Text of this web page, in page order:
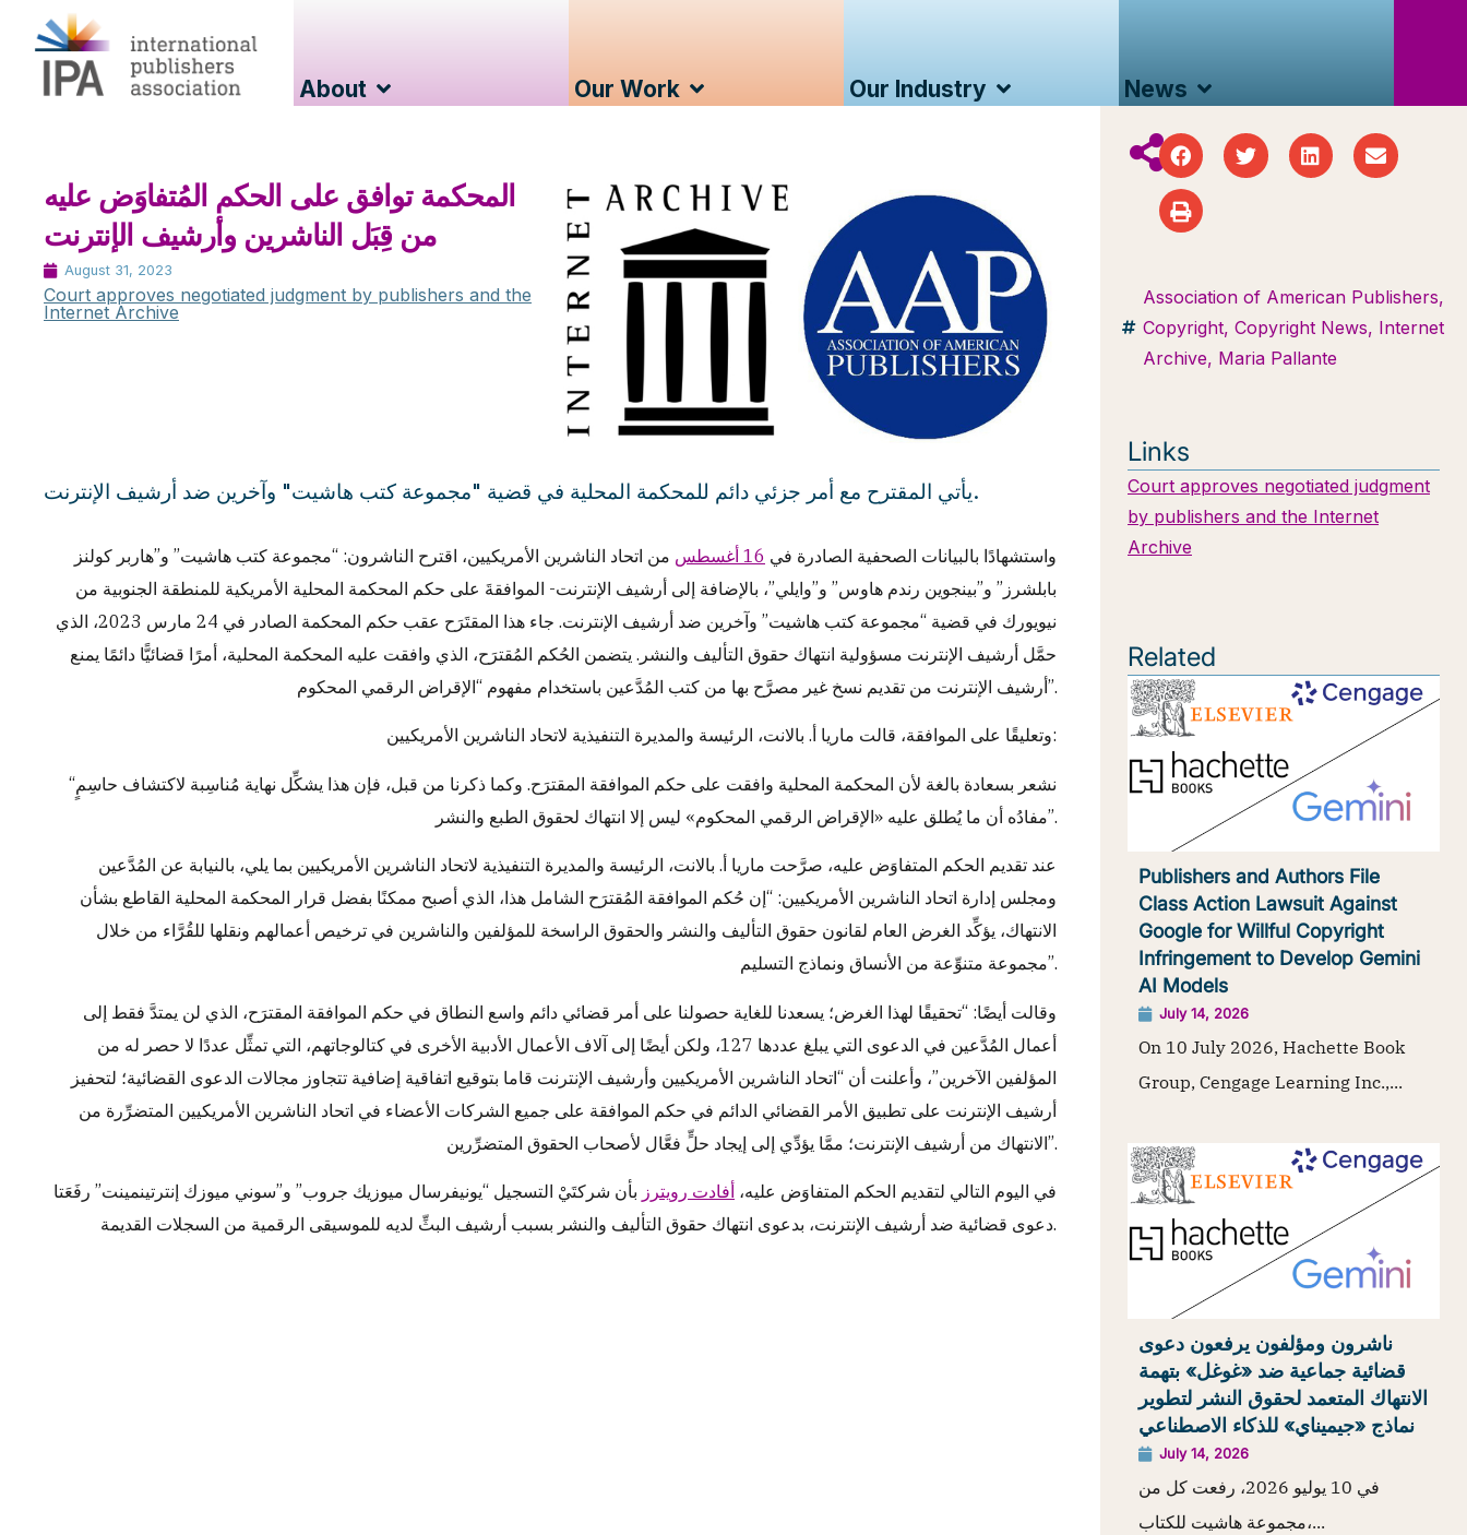
About Our Work Our Industry News
المحكمة توافق على الحكم المُتفاوَض عليه
من قِبَل الناشرين وأرشيف الإنترنت
August 31, 2023
Court approves negotiated judgment by publishers and the
Internet Archive
يأتي المقترح مع أمر جزئي دائم للمحكمة المحلية في قضية "مجموعة كتب هاشيت" وآخرين ضد أرشيف الإنترنت.
واستشهادًا بالبيانات الصحفية الصادرة في 16 أغسطس
من اتحاد الناشرين الأمريكيين، اقترح الناشرون: “مجموعة كتب هاشيت” و”هاربر كولنز
بابلشرز” و”بينجوين رندم هاوس” و”وايلي”، بالإضافة إلى أرشيف الإنترنت- الموافقةَ على حكم المحكمة المحلية الأمريكية للمنطقة الجنوبية من
نيويورك في قضية “مجموعة كتب هاشيت” وآخرين ضد أرشيف الإنترنت. جاء هذا المقتَرَح عقب حكم المحكمة الصادر في 24 مارس 2023، الذي
حمَّل أرشيف الإنترنت مسؤولية انتهاك حقوق التأليف والنشر. يتضمن الحُكم المُقترَح، الذي وافقت عليه المحكمة المحلية، أمرًا قضائيًّا دائمًا يمنع
أرشيف الإنترنت من تقديم نسخ غير مصرَّح بها من كتب المُدَّعين باستخدام مفهوم “الإقراض الرقمي المحكوم”.
وتعليقًا على الموافقة، قالت ماريا أ. بالانت، الرئيسة والمديرة التنفيذية لاتحاد الناشرين الأمريكيين:
“نشعر بسعادة بالغة لأن المحكمة المحلية وافقت على حكم الموافقة المقترَح. وكما ذكرنا من قبل، فإن هذا يشكِّل نهاية مُناسِبة لاكتشاف حاسِمٍ
مفادُه أن ما يُطلق عليه «الإقراض الرقمي المحكوم» ليس إلا انتهاك لحقوق الطبع والنشر”.
عند تقديم الحكم المتفاوَض عليه، صرَّحت ماريا أ. بالانت، الرئيسة والمديرة التنفيذية لاتحاد الناشرين الأمريكيين بما يلي، بالنيابة عن المُدَّعين
ومجلس إدارة اتحاد الناشرين الأمريكيين: “إن حُكم الموافقة المُقترَح الشامل هذا، الذي أصبح ممكنًا بفضل قرار المحكمة المحلية القاطع بشأن
الانتهاك، يؤكِّد الغرض العام لقانون حقوق التأليف والنشر والحقوق الراسخة للمؤلفين والناشرين في ترخيص أعمالهم ونقلها للقُرَّاء من خلال
مجموعة متنوِّعة من الأنساق ونماذج التسليم”.
وقالت أيضًا: “تحقيقًا لهذا الغرض؛ يسعدنا للغاية حصولنا على أمر قضائي دائم واسع النطاق في حكم الموافقة المقترَح، الذي لن يمتدَّ فقط إلى
أعمال المُدَّعين في الدعوى التي يبلغ عددها 127، ولكن أيضًا إلى آلاف الأعمال الأدبية الأخرى في كتالوجاتهم، التي تمثِّل عددًا لا حصر له من
المؤلفين الآخرين”، وأعلنت أن “اتحاد الناشرين الأمريكيين وأرشيف الإنترنت قاما بتوقيع اتفاقية إضافية تتجاوز مجالات الدعوى القضائية؛ لتحفيز
أرشيف الإنترنت على تطبيق الأمر القضائي الدائم في حكم الموافقة على جميع الشركات الأعضاء في اتحاد الناشرين الأمريكيين المتضرِّرة من
الانتهاك من أرشيف الإنترنت؛ ممَّا يؤدِّي إلى إيجاد حلٍّ فعَّال لأصحاب الحقوق المتضرِّرين”.
في اليوم التالي لتقديم الحكم المتفاوَض عليه، أفادت رويترز بأن شركتَيْ التسجيل “يونيفرسال ميوزيك جروب” و”سوني ميوزك إنترتينمينت” رفَعَتا
دعوى قضائية ضد أرشيف الإنترنت، بدعوى انتهاك حقوق التأليف والنشر بسبب أرشيف البثِّ لديه للموسيقى الرقمية من السجلات القديمة.
Association of American Publishers,
Copyright, Copyright News, Internet
Archive, Maria Pallante
Links
Court approves negotiated judgment
by publishers and the Internet
Archive
Related
Publishers and Authors File
Class Action Lawsuit Against
Google for Willful Copyright
Infringement to Develop Gemini
AI Models
July 14, 2026
On 10 July 2026, Hachette Book
Group, Cengage Learning Inc.,...
ناشرون ومؤلفون يرفعون دعوى
قضائية جماعية ضد «غوغل» بتهمة
الانتهاك المتعمد لحقوق النشر لتطوير
نماذج «جيميناي» للذكاء الاصطناعي
July 14, 2026
في 10 يوليو 2026، رفعت كل من
مجموعة هاشيت للكتاب،...